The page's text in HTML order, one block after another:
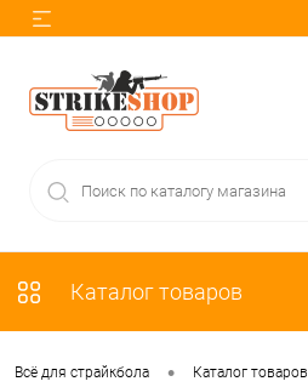
Каталог товаров
Всё для страйкбола • Каталог товаров